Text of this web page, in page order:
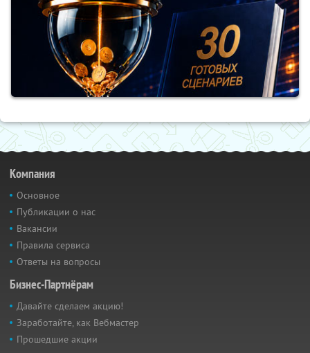
Компания
Основное
Публикации о нас
Вакансии
Правила сервиса
Ответы на вопросы
Бизнес-Партнёрам
Давайте сделаем акцию!
Заработайте, как Вебмастер
Прошедшие акции